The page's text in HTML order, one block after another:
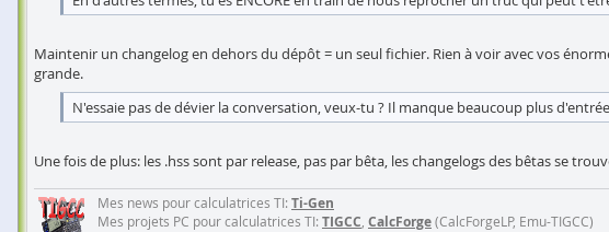
Maintenir un changelog en dehors du dépôt = un seul fichier. Rien à voir avec vos
grande.
N'essaie pas de dévier la conversation, veux-tu ? Il manque beaucoup plus
Une fois de plus: les .hss sont par release, pas par bêta, les changelogs des bêtas se
Mes news pour calculatrices TI: Ti-Gen
Mes projets PC pour calculatrices TI: TIGCC CalcForge(CalcForgeLP, Emu-TIGCC)